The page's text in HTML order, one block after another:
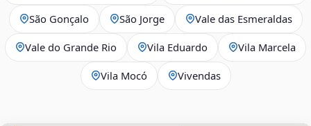
São Gonçalo São Jorge Vale das Esmeraldas
Vale do Grande Rio Vila Eduardo Vila Marcela
Vila Mocó Vivendas